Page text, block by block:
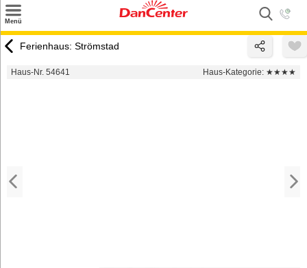
Menü
Urlaubsziele
Ferienhaus: Strömstad
Haus-Nr. 54641 Haus-Kategorie: ★★★★